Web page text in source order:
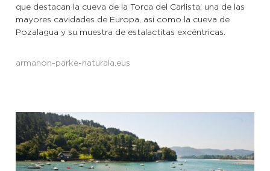
que destacan la cueva de la Torca del Carlista, una de las
mayores cavidades de Europa, así como la cueva de
Pozalagua y su muestra de estalactitas excéntricas.
armanon-parke-naturala.eus